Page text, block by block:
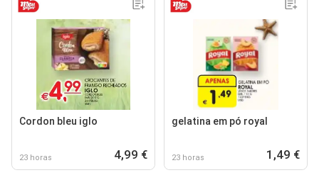
Cordon bleu iglo
23 horas 4,99 €
gelatina em pó royal
23 horas 1,49 €